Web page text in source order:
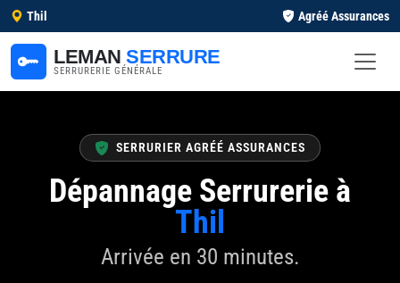
Thil Agréé Assurances
LEMAN SERRURE
SERRURERIE GÉNÉRALE
SERRURIER AGRÉÉ ASSURANCES
Dépannage Serrurerie à
Thil
Arrivée en 30 minutes.